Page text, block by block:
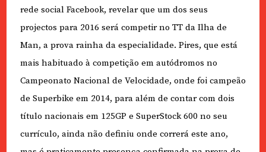
rede social Facebook, revelar que um dos seus
projectos para 2016 será competir no TT da Ilha de
Man, a prova rainha da especialidade. Pires, que está
mais habituado à competição em autódromos no
Campeonato Nacional de Velocidade, onde foi campeão
de Superbike em 2014, para além de contar com dois
título nacionais em 125GP e SuperStock 600 no seu
currículo, ainda não definiu onde correrá este ano,